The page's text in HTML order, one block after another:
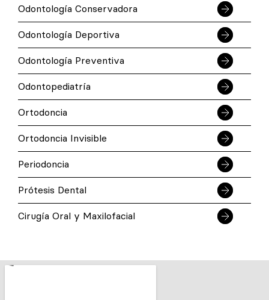
Odontología Conservadora
Odontología Deportiva
Odontología Preventiva
Odontopediatría
Ortodoncia
Ortodoncia Invisible
Periodoncia
Prótesis Dental
Cirugía Oral y Maxilofacial